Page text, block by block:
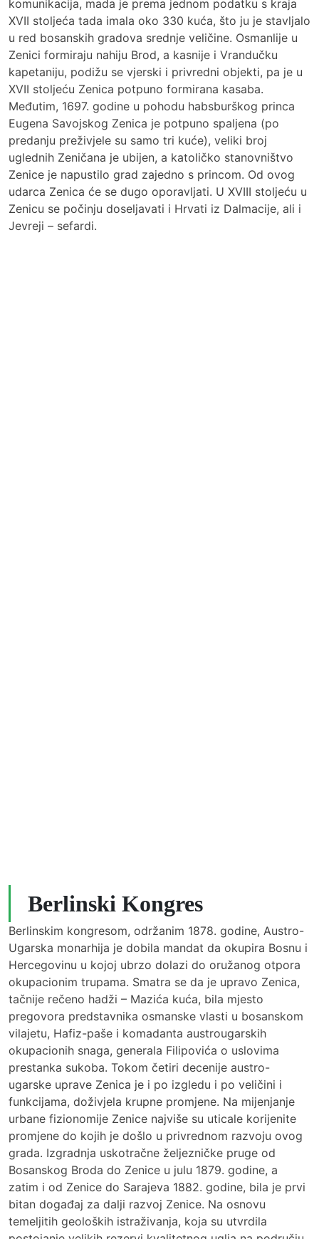
komunikacija, mada je prema jednom podatku s kraja
XVII stoljeća tada imala oko 330 kuća, što ju je stavljalo
u red bosanskih gradova srednje veličine. Osmanlije u
Zenici formiraju nahiju Brod, a kasnije i Vrandučku
kapetaniju, podižu se vjerski i privredni objekti, pa je u
XVII stoljeću Zenica potpuno formirana kasaba.
Međutim, 1697. godine u pohodu habsburškog princa
Eugena Savojskog Zenica je potpuno spaljena (po
predanju preživjele su samo tri kuće), veliki broj
uglednih Zeničana je ubijen, a katoličko stanovništvo
Zenice je napustilo grad zajedno s princom. Od ovog
udarca Zenica će se dugo oporavljati. U XVIII stoljeću u
Zenicu se počinju doseljavati i Hrvati iz Dalmacije, ali i
Jevreji – sefardi.
Berlinski Kongres
Berlinskim kongresom, održanim 1878. godine, Austro-
Ugarska monarhija je dobila mandat da okupira Bosnu i
Hercegovinu u kojoj ubrzo dolazi do oružanog otpora
okupacionim trupama. Smatra se da je upravo Zenica,
tačnije rečeno hadži – Mazića kuća, bila mjesto
pregovora predstavnika osmanske vlasti u bosanskom
vilajetu, Hafiz-paše i komadanta austrougarskih
okupacionih snaga, generala Filipovića o uslovima
prestanka sukoba. Tokom četiri decenije austro-
ugarske uprave Zenica je i po izgledu i po veličini i
funkcijama, doživjela krupne promjene. Na mijenjanje
urbane fizionomije Zenice najviše su uticale korijenite
promjene do kojih je došlo u privrednom razvoju ovog
grada. Izgradnja uskotračne željezničke pruge od
Bosanskog Broda do Zenice u julu 1879. godine, a
zatim i od Zenice do Sarajeva 1882. godine, bila je prvi
bitan događaj za dalji razvoj Zenice. Na osnovu
temeljitih geoloških istraživanja, koja su utvrdila